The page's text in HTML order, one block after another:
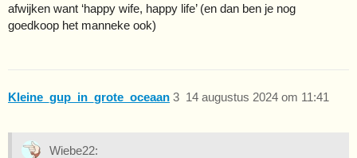
afwijken want ‘happy wife, happy life’ (en dan ben je nog
goedkoop het manneke ook)
Kleine_gup_in_grote_oceaan 14 augustus 2024 om 11:41
3
Wiebe22: